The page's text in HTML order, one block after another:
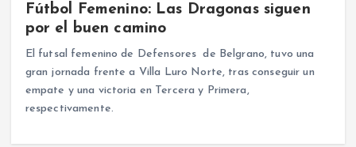
Fútbol Femenino: Las Dragonas siguen
por el buen camino
El futsal femenino de Defensores de Belgrano, tuvo una
gran jornada frente a Villa Luro Norte, tras conseguir un
empate y una victoria en Tercera y Primera,
respectivamente.